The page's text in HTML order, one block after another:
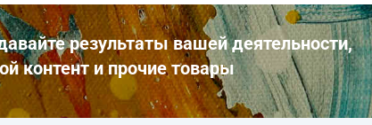
результаты вашей деятельности,
контент и прочие товары